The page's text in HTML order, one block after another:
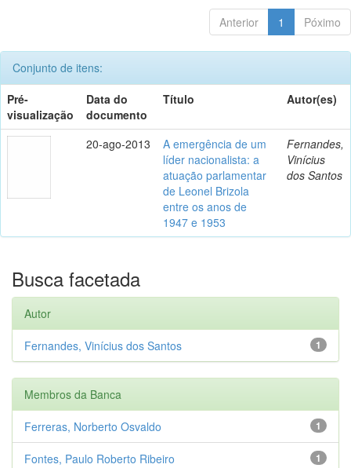
Anterior 1 Póximo
Conjunto de itens:
Pré-
visualização
Data do
documento
Título Autor(es)
20-ago-2013
A emergência de um
líder nacionalista: a
atuação parlamentar
de Leonel Brizola
entre os anos de
1947 e 1953
Fernandes,
Vinícius
dos Santos
Busca facetada
Autor
1
Fernandes, Vinícius dos Santos
Membros da Banca
1
Ferreras, Norberto Osvaldo
1
Fontes, Paulo Roberto Ribeiro